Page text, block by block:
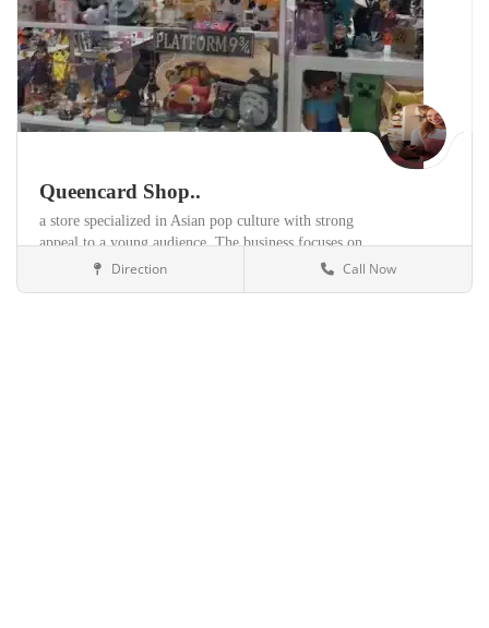
Queencard Shop..
a store specialized in Asian pop culture with strong
appeal to a young audience. The business focuses on
K-pop products,and items imported directly from
Tiendas Direction Call Now